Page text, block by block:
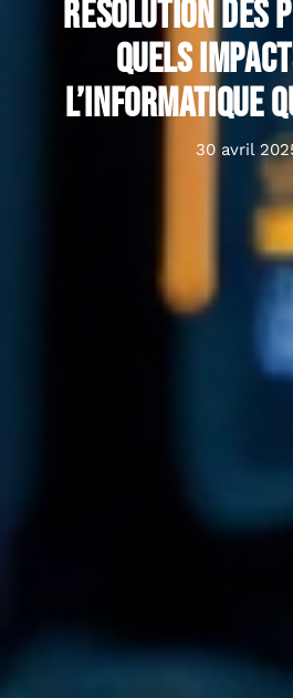
Résolution des
quels
l’informatique
30 avril